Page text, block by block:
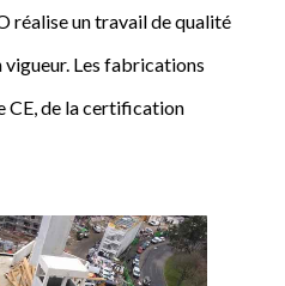
réalise un travail de qualité
Les fabrications
CE, de la certification